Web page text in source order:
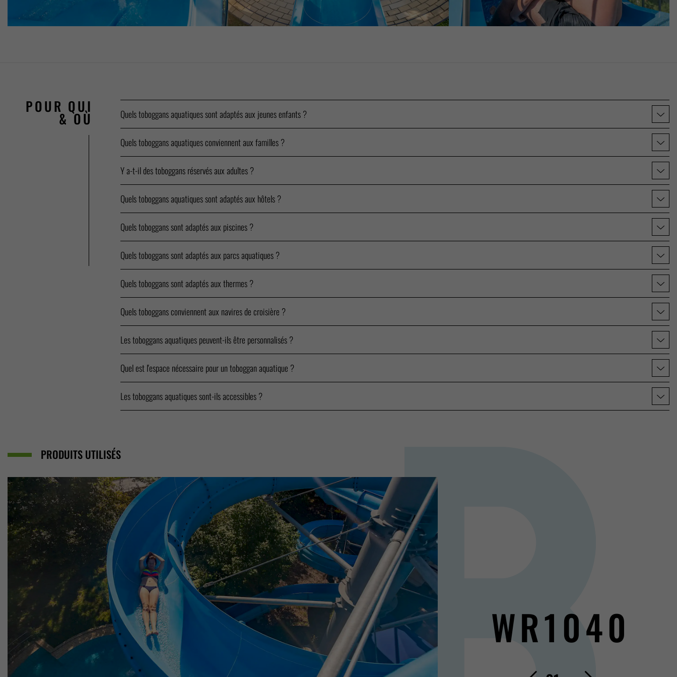
POUR QUI
& OÙ Quels toboggans aquatiques sont adaptés aux jeunes enfants ?
Quels toboggans aquatiques conviennent aux familles ?
Y a-t-il des toboggans réservés aux adultes ?
Quels toboggans aquatiques sont adaptés aux hôtels ?
Quels toboggans sont adaptés aux piscines ?
Quels toboggans sont adaptés aux parcs aquatiques ?
Quels toboggans sont adaptés aux thermes ?
Quels toboggans conviennent aux navires de croisière ?
Les toboggans aquatiques peuvent-ils être personnalisés ?
Quel est l'espace nécessaire pour un toboggan aquatique ?
Les toboggans aquatiques sont-ils accessibles ?
PRODUITS UTILISÉS
WR1040